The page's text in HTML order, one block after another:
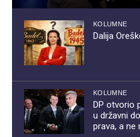
KOLUMNE
Dalija
KOLUMNE
DP otvorio
u državni
prava, a ne